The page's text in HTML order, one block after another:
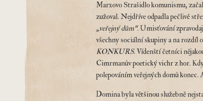
Marxovo Strašidlo komunismu,
zužoval. Nejdříve odpadla pečlivě
„veřejný dům“. Umisťování
všechny sociální skupiny a na rozdíl
KONKURS. Vídenští četníci
Cimrmanův poetický vichr z hor.
polepováním veřejných domů
Domina byla většinou služebně